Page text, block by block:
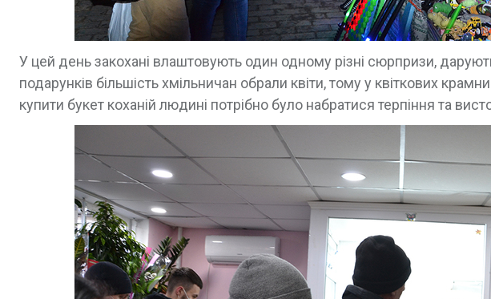
У цей день закохані влаштовують один одному різні сюрпризи,
подарунків більшість хмільничан обрали квіти, тому у квіткових
купити букет коханій людині потрібно було набратися терпіння та